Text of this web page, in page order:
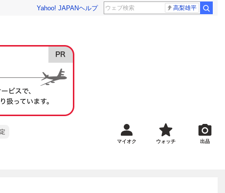
Yahoo! JAPANヘルプ 高梨雄平
マイオク ウォッチ 出品